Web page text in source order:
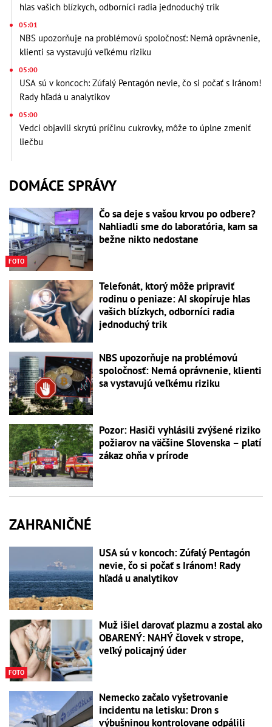
hlas vašich blízkych, odborníci radia jednoduchý trik
05:01
NBS upozorňuje na problémovú spoločnosť: Nemá oprávnenie,
klienti sa vystavujú veľkému riziku
05:00
USA sú v koncoch: Zúfalý Pentagón nevie, čo si počať s Iránom!
Rady hľadá u analytikov
05:00
Vedci objavili skrytú príčinu cukrovky, môže to úplne zmeniť
liečbu
DOMÁCE SPRÁVY
FOTO
Čo sa deje s vašou krvou po odbere?
Nahliadli sme do laboratória, kam sa
bežne nikto nedostane
Telefonát, ktorý môže pripraviť
rodinu o peniaze: AI skopíruje hlas
vašich blízkych, odborníci radia
jednoduchý trik
NBS upozorňuje na problémovú
spoločnosť: Nemá oprávnenie, klienti
sa vystavujú veľkému riziku
Pozor: Hasiči vyhlásili zvýšené riziko
požiarov na väčšine Slovenska – platí
zákaz ohňa v prírode
ZAHRANIČNÉ
USA sú v koncoch: Zúfalý Pentagón
nevie, čo si počať s Iránom! Rady
hľadá u analytikov
FOTO
Muž išiel darovať plazmu a zostal ako
OBARENÝ: NAHÝ človek v strope,
veľký policajný úder
Nemecko začalo vyšetrovanie
incidentu na letisku: Dron s
výbušninou kontrolovane odpálili